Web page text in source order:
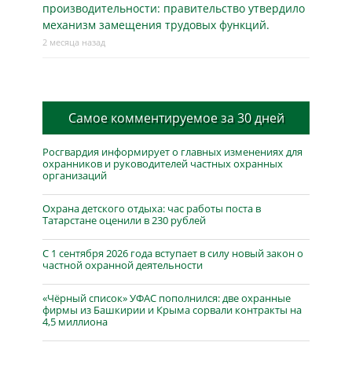
производительности: правительство утвердило
механизм замещения трудовых функций.
2 месяца назад
Самое комментируемое за 30 дней
Росгвардия информирует о главных изменениях для
охранников и руководителей частных охранных
организаций
Охрана детского отдыха: час работы поста в
Татарстане оценили в 230 рублей
С 1 сентября 2026 года вступает в силу новый закон о
частной охранной деятельности
«Чёрный список» УФАС пополнился: две охранные
фирмы из Башкирии и Крыма сорвали контракты на
4,5 миллиона